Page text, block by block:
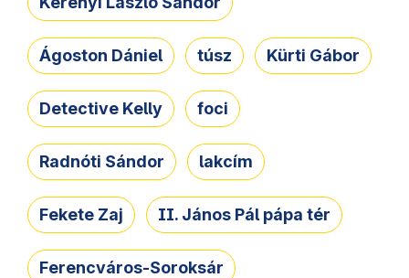
Ágoston Dániel túsz Kürti Gábor
Detective Kelly foci
Radnóti Sándor lakcím
Fekete Zaj II. János Pál pápa tér
Ferencváros-Soroksár